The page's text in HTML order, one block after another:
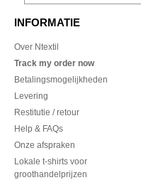
INFORMATIE
Over Ntextil
Track my order now
Betalingsmogelijkheden
Levering
Restitutie / retour
Help & FAQs
Onze afspraken
Lokale t-shirts voor
groothandelprijzen